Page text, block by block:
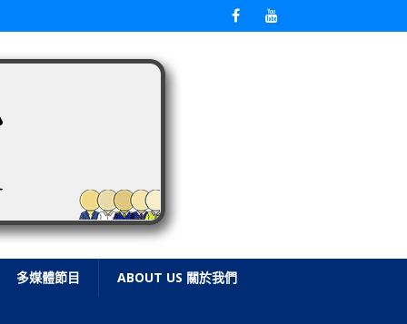
多媒體節目 ABOUT US 關於我們